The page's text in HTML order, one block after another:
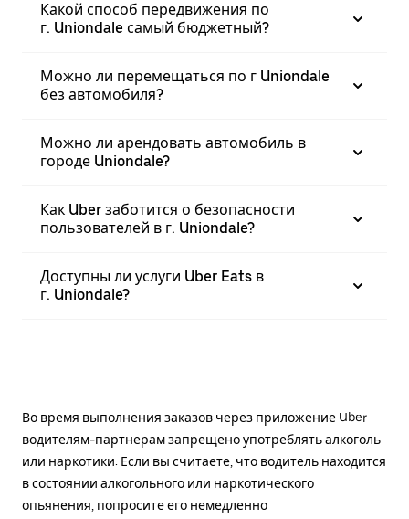
Какой способ передвижения по
г. Uniondale самый бюджетный?
Можно ли перемещаться по г Uniondale
без автомобиля?
Можно ли арендовать автомобиль в
городе Uniondale?
Как Uber заботится о безопасности
пользователей в г. Uniondale?
Доступны ли услуги Uber Eats в
г. Uniondale?
Во время выполнения заказов через приложение Uber
водителям-партнерам запрещено употреблять алкоголь
или наркотики. Если вы считаете, что водитель находится
в состоянии алкогольного или наркотического
опьянения, попросите его немедленно